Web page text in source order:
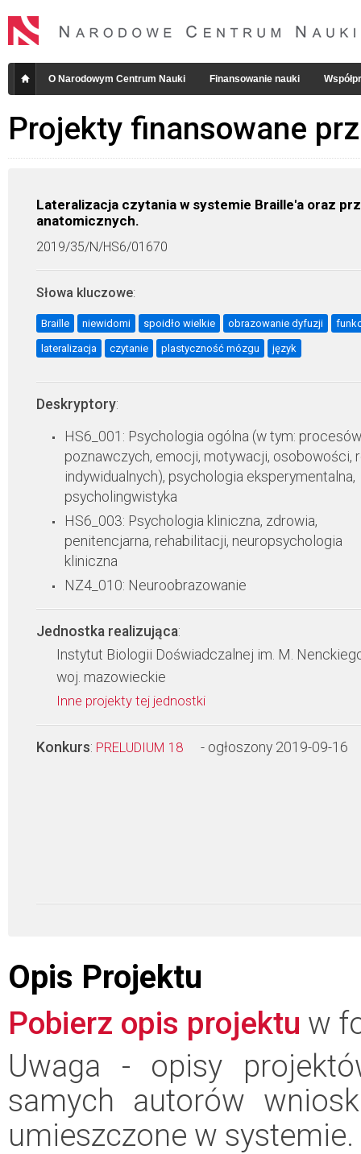
O Narodowym Centrum Nauki Finansowanie nauki
Projekty finansowane
Lateralizacja czytania w systemie Braille'a oraz
anatomicznych.
2019/35/N/HS6/01670
Słowa kluczowe:
Braille niewidomi spoidło wielkie obrazowanie dyfuzji
lateralizacja czytanie plastyczność mózgu język
Deskryptory:
HS6_001: Psychologia ogólna (w tym: procesów
poznawczych, emocji, motywacji, osobowości,
indywidualnych), psychologia eksperymentalna,
psycholingwistyka
HS6_003: Psychologia kliniczna, zdrowia,
penitencjarna, rehabilitacji, neuropsychologia
kliniczna
NZ4_010: Neuroobrazowanie
Jednostka realizująca:
Instytut Biologii Doświadczalnej im. M.
woj. mazowieckie
Inne projekty tej jednostki
Konkurs: PRELUDIUM 18 - ogłoszony 2019-09-16
Opis Projektu
Pobierz opis projektu w
Uwaga - opisy
samych autorów
umieszczone w systemie.